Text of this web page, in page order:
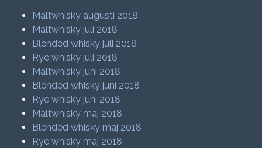
Maltwhisky augusti 2018
Maltwhisky juli 2018
Blended whisky juli 2018
Rye whisky juli 2018
Maltwhisky juni 2018
Blended whisky juni 2018
Rye whisky juni 2018
Maltwhisky maj 2018
Blended whisky maj 2018
Rye whisky maj 2018